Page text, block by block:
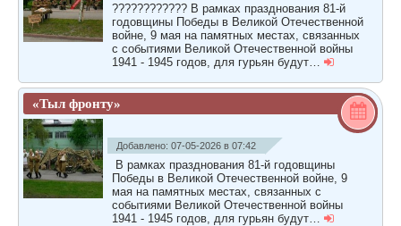
???????????? В рамках празднования 81-й
годовщины Победы в Великой Отечественной
войне, 9 мая на памятных местах, связанных
с событиями Великой Отечественной войны
1941 - 1945 годов, для гурьян будут…
«Тыл фронту»
Добавлено: 07-05-2026 в 07:42
В рамках празднования 81-й годовщины
Победы в Великой Отечественной войне, 9
мая на памятных местах, связанных с
событиями Великой Отечественной войны
1941 - 1945 годов, для гурьян будут…